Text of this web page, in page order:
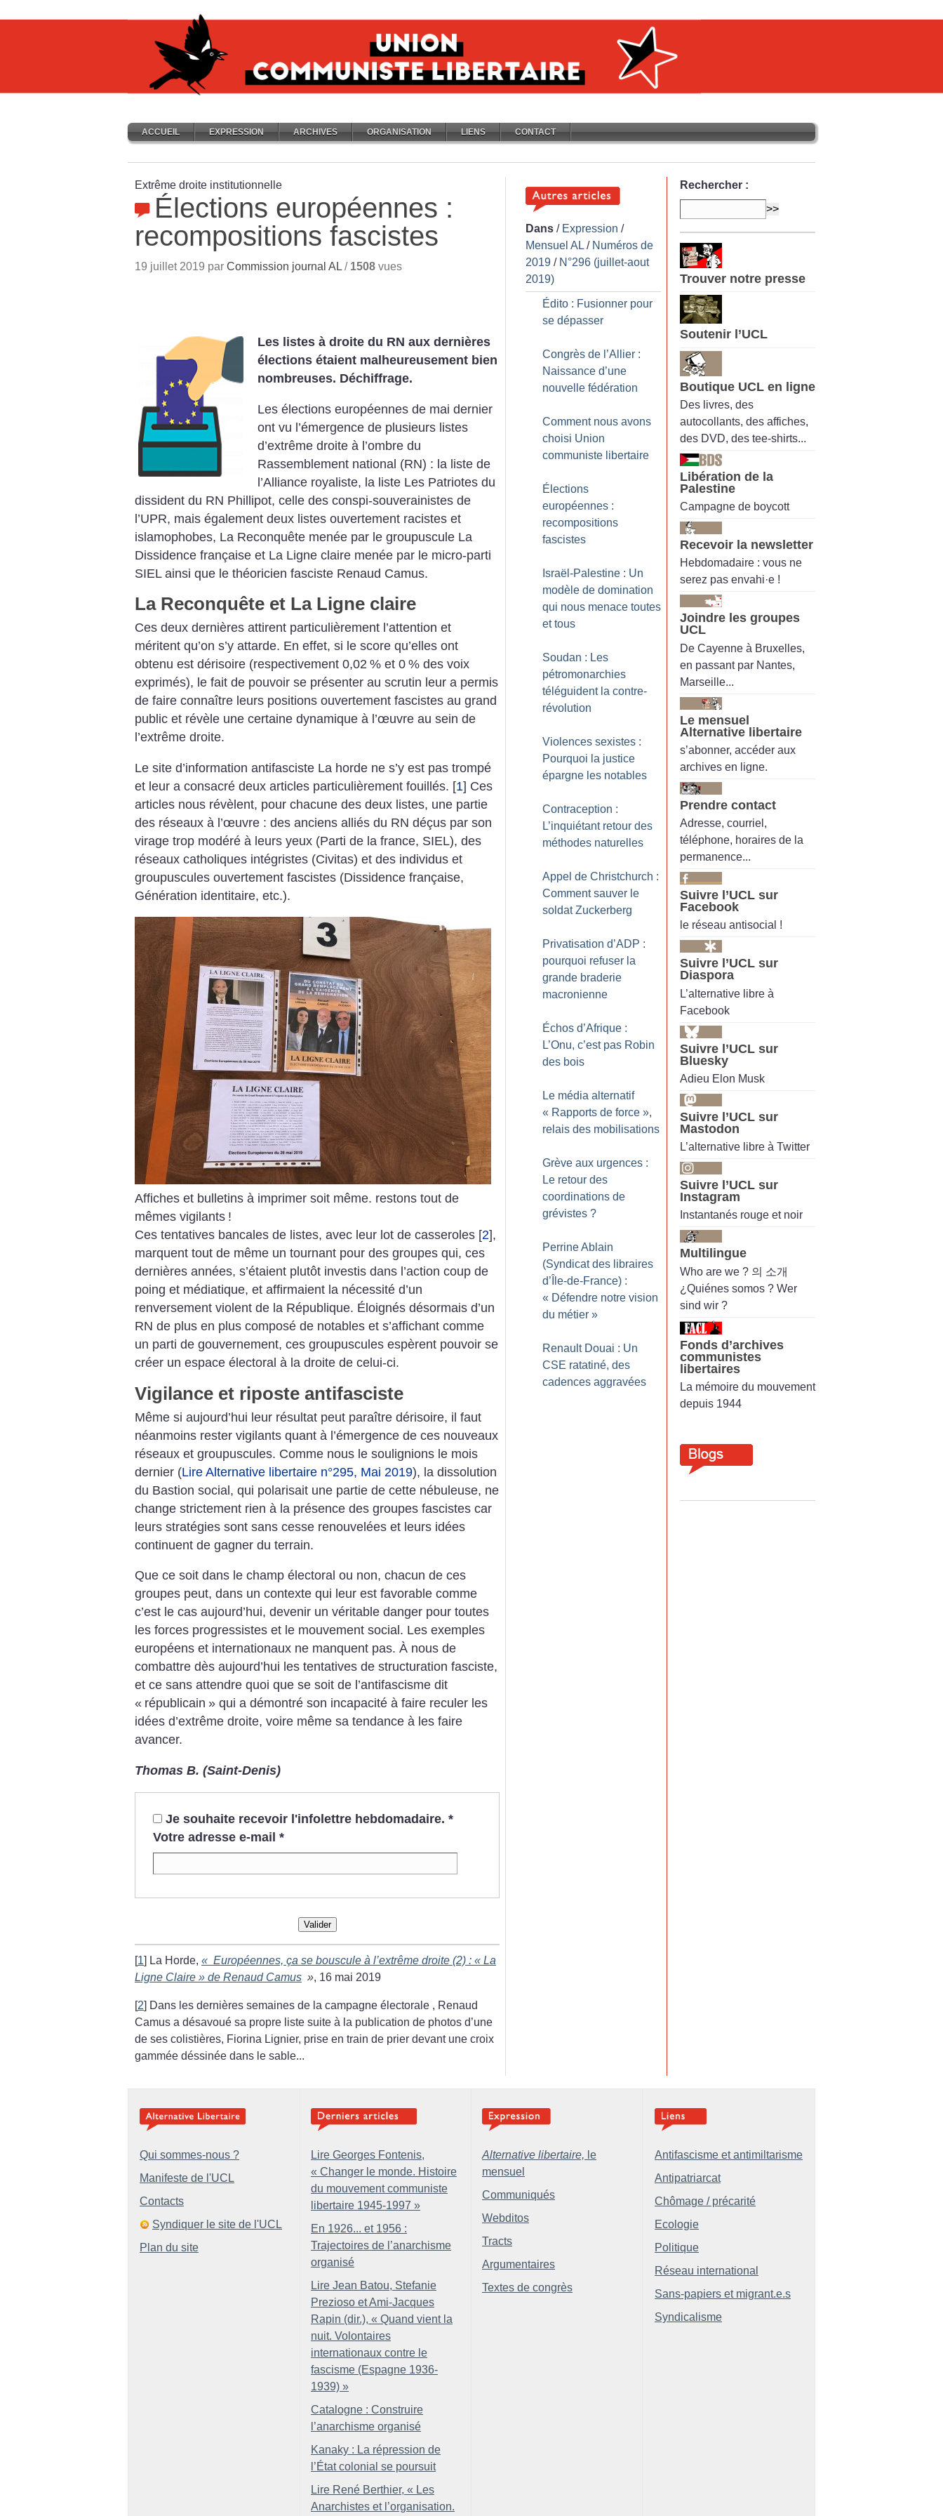
ACCUEIL EXPRESSION ARCHIVES ORGANISATION LIENS CONTACT
Extrême droite institutionnelle
Élections européennes :
recompositions fascistes
19 juillet 2019 par Commission journal AL / 1508 vues
Les listes à droite du RN aux dernières
élections étaient malheureusement bien
nombreuses. Déchiffrage.
Les élections européennes de mai dernier
ont vu l’émergence de plusieurs listes
d’extrême droite à l’ombre du
Rassemblement national (RN) : la liste de
l’Alliance royaliste, la liste Les Patriotes du
dissident du RN Phillipot, celle des conspi-souverainistes de
l’UPR, mais également deux listes ouvertement racistes et
islamophobes, La Reconquête menée par le groupuscule La
Dissidence française et La Ligne claire menée par le micro-parti
SIEL ainsi que le théoricien fasciste Renaud Camus.
La Reconquête et La Ligne claire
Ces deux dernières attirent particulièrement l’attention et
méritent qu’on s’y attarde. En effet, si le score qu’elles ont
obtenu est dérisoire (respectivement 0,02 % et 0 % des voix
exprimés), le fait de pouvoir se présenter au scrutin leur a permis
de faire connaître leurs positions ouvertement fascistes au grand
public et révèle une certaine dynamique à l’œuvre au sein de
l’extrême droite.
Le site d’information antifasciste La horde ne s’y est pas trompé
et leur a consacré deux articles particulièrement fouillés. [1] Ces
articles nous révèlent, pour chacune des deux listes, une partie
des réseaux à l’œuvre : des anciens alliés du RN déçus par son
virage trop modéré à leurs yeux (Parti de la france, SIEL), des
réseaux catholiques intégristes (Civitas) et des individus et
groupuscules ouvertement fascistes (Dissidence française,
Génération identitaire, etc.).
Affiches et bulletins à imprimer soit même. restons tout de
mêmes vigilants !
Ces tentatives bancales de listes, avec leur lot de casseroles [2],
marquent tout de même un tournant pour des groupes qui, ces
dernières années, s’étaient plutôt investis dans l’action coup de
poing et médiatique, et affirmaient la nécessité d’un
renversement violent de la République. Éloignés désormais d’un
RN de plus en plus composé de notables et s’affichant comme
un parti de gouvernement, ces groupuscules espèrent pouvoir se
créer un espace électoral à la droite de celui-ci.
Vigilance et riposte antifasciste
Même si aujourd’hui leur résultat peut paraître dérisoire, il faut
néanmoins rester vigilants quant à l’émergence de ces nouveaux
réseaux et groupuscules. Comme nous le soulignions le mois
dernier (Lire Alternative libertaire n°295, Mai 2019), la dissolution
du Bastion social, qui polarisait une partie de cette nébuleuse, ne
change strictement rien à la présence des groupes fascistes car
leurs stratégies sont sans cesse renouvelées et leurs idées
continuent de gagner du terrain.
Que ce soit dans le champ électoral ou non, chacun de ces
groupes peut, dans un contexte qui leur est favorable comme
c’est le cas aujourd’hui, devenir un véritable danger pour toutes
les forces progressistes et le mouvement social. Les exemples
européens et internationaux ne manquent pas. À nous de
combattre dès aujourd’hui les tentatives de structuration fasciste,
et ce sans attendre quoi que se soit de l’antifascisme dit
« républicain » qui a démontré son incapacité à faire reculer les
idées d’extrême droite, voire même sa tendance à les faire
avancer.
Thomas B. (Saint-Denis)
Je souhaite recevoir l'infolettre hebdomadaire. *
Votre adresse e-mail *
Valider
[1] La Horde, « Européennes, ça se bouscule à l’extrême droite (2) : « La
Ligne Claire » de Renaud Camus », 16 mai 2019
[2] Dans les dernières semaines de la campagne électorale , Renaud
Camus a désavoué sa propre liste suite à la publication de photos d’une
de ses colistières, Fiorina Lignier, prise en train de prier devant une croix
gammée déssinée dans le sable...
Dans / Expression /
Mensuel AL / Numéros de
2019 / N°296 (juillet-aout
2019)
Édito : Fusionner pour
se dépasser
Congrès de l’Allier :
Naissance d’une
nouvelle fédération
Comment nous avons
choisi Union
communiste libertaire
Élections
européennes :
recompositions
fascistes
Israël-Palestine : Un
modèle de domination
qui nous menace toutes
et tous
Soudan : Les
pétromonarchies
téléguident la contre-
révolution
Violences sexistes :
Pourquoi la justice
épargne les notables
Contraception :
L’inquiétant retour des
méthodes naturelles
Appel de Christchurch :
Comment sauver le
soldat Zuckerberg
Privatisation d’ADP :
pourquoi refuser la
grande braderie
macronienne
Échos d’Afrique :
L’Onu, c’est pas Robin
des bois
Le média alternatif
« Rapports de force »,
relais des mobilisations
Grève aux urgences :
Le retour des
coordinations de
grévistes ?
Perrine Ablain
(Syndicat des libraires
d’Île-de-France) :
« Défendre notre vision
du métier »
Renault Douai : Un
CSE ratatiné, des
cadences aggravées
Rechercher :
Trouver notre presse
Soutenir l’UCL
Boutique UCL en ligne
Des livres, des
autocollants, des affiches,
des DVD, des tee-shirts...
Libération de la
Palestine
Campagne de boycott
Recevoir la newsletter
Hebdomadaire : vous ne
serez pas envahi·e !
Joindre les groupes
UCL
De Cayenne à Bruxelles,
en passant par Nantes,
Marseille...
Le mensuel
Alternative libertaire
s’abonner, accéder aux
archives en ligne.
Prendre contact
Adresse, courriel,
téléphone, horaires de la
permanence...
Suivre l’UCL sur
Facebook
le réseau antisocial !
Suivre l’UCL sur
Diaspora
L’alternative libre à
Facebook
Suivre l’UCL sur
Bluesky
Adieu Elon Musk
Suivre l’UCL sur
Mastodon
L’alternative libre à Twitter
Suivre l’UCL sur
Instagram
Instantanés rouge et noir
Multilingue
Who are we ? 의 소개
¿Quiénes somos ? Wer
sind wir ?
Fonds d’archives
communistes
libertaires
La mémoire du mouvement
depuis 1944
Qui sommes-nous ?
Manifeste de l'UCL
Contacts
Syndiquer le site de l'UCL
Plan du site
Lire Georges Fontenis,
« Changer le monde. Histoire
du mouvement communiste
libertaire 1945-1997 »
En 1926... et 1956 :
Trajectoires de l’anarchisme
organisé
Lire Jean Batou, Stefanie
Prezioso et Ami-Jacques
Rapin (dir.), « Quand vient la
nuit. Volontaires
internationaux contre le
fascisme (Espagne 1936-
1939) »
Catalogne : Construire
l’anarchisme organisé
Kanaky : La répression de
l’État colonial se poursuit
Lire René Berthier, « Les
Anarchistes et l’organisation.
Alternative libertaire, le
mensuel
Communiqués
Webditos
Tracts
Argumentaires
Textes de congrès
Antifascisme et antimiltarisme
Antipatriarcat
Chômage / précarité
Ecologie
Politique
Réseau international
Sans-papiers et migrant.e.s
Syndicalisme